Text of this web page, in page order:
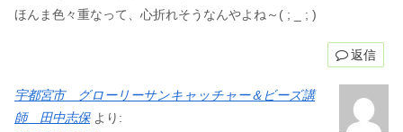
ほんま色々重なって、心折れそうなんやよね～( ; _ ; )
返信
宇都宮市 グローリーサンキャッチャー＆ビーズ講
師 田中志保 より: